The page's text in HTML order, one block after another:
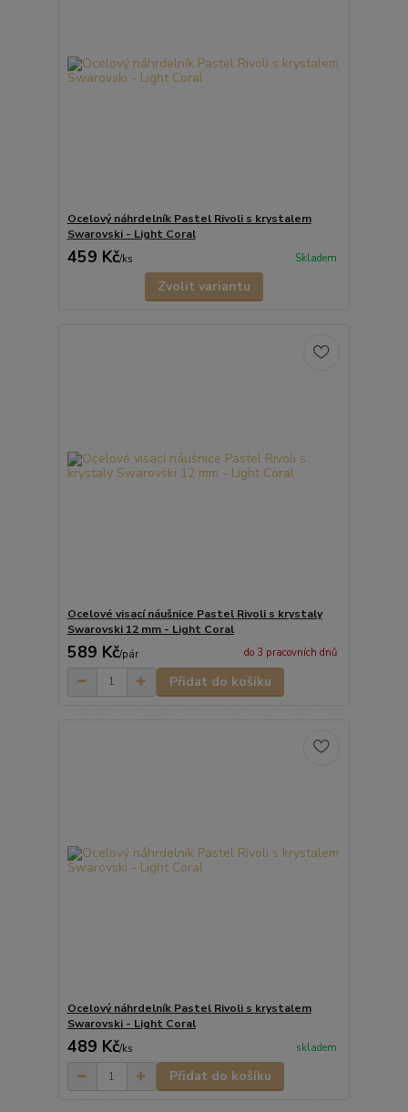
Ocelový náhrdelník Pastel Rivoli s krystalem
Swarovski - Light Coral
459 Kč/ks Skladem
Zvolit variantu
Ocelové visací náušnice Pastel Rivoli s krystaly
Swarovski 12 mm - Light Coral
589 Kč/pár do 3 pracovních dnů
Přidat do košíku
Ocelový náhrdelník Pastel Rivoli s krystalem
Swarovski - Light Coral
489 Kč/ks skladem
Přidat do košíku